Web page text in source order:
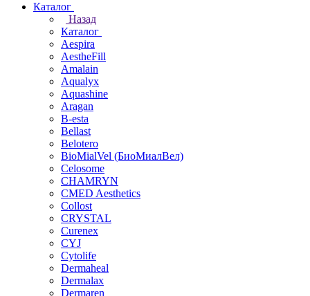
Каталог
Назад
Каталог
Aespira
AestheFill
Amalain
Aqualyx
Aquashine
Aragan
B-esta
Bellast
Belotero
BioMialVel (БиоМиалВел)
Celosome
CHAMRYN
CMED Aesthetics
Collost
CRYSTAL
Curenex
CYJ
Cytolife
Dermaheal
Dermalax
Dermaren